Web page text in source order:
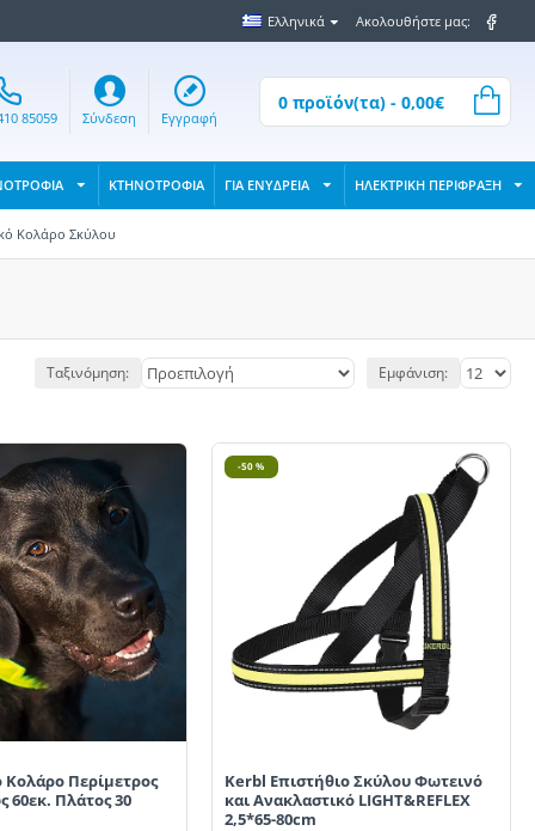
Ελληνικά Ακολουθήστε μας:
85059 Σύνδεση Εγγραφή
0 προϊόν(τα) - 0,00€
ΚΤΗΝΟΤΡΟΦΙΑ ΓΙΑ ΕΝΥΔΡΕΙΑ ΗΛΕΚΤΡΙΚΗ ΠΕΡΙΦΡΑΞΗ
Κολάρο Σκύλου
Ταξινόμηση: Εμφάνιση:
Κολάρο Περίμετρος
60εκ. Πλάτος 30
-50 %
Kerbl Επιστήθιο Σκύλου Φωτεινό
και Ανακλαστικό LIGHT&REFLEX
2,5*65-80cm